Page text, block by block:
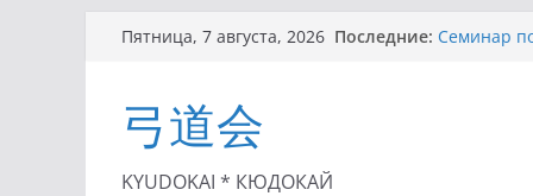
Перейти
Пятница, 7 августа, 2026 Последние: Семинар
弓道会
KYUDOKAI * КЮДОКАЙ